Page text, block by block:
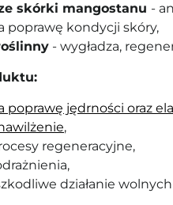
skórki mangostanu -
poprawę kondycji skóry,
- wygładza,
poprawę jędrności oraz
,
regeneracyjne,
działanie